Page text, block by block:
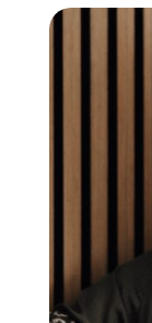
Lappland
Reise, die
Du musst
✨
✨ Ehrliche
✨ Mehr
Und das
zusätzlichen
Erzähl mir